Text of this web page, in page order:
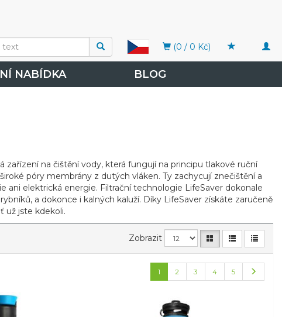
(0 / 0 Kč)
NABÍDKA BLOG
na čištění vody, která fungují na principu tlakové ruční
póry membrány z dutých vláken. Ty zachycují znečištění a
ani elektrická energie. Filtrační technologie LifeSaver dokonale
a dokonce i kalných kaluží. Díky LifeSaver získáte zaručeně
už jste kdekoli.
Zobrazit
1 2 3 4 5